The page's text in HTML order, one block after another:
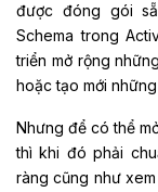
được đóng gói
Schema trong
triển mở rộng
hoặc tạo mới
Nhưng để có thể
thì khi đó phải
ràng cũng như